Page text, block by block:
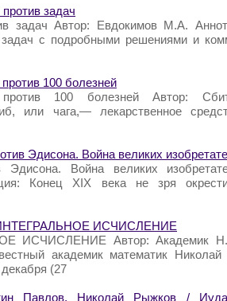
задач
задач Автор: Евдокимов М.А.
с подробными решениями и
100 болезней
100 болезней Автор:
или чага,— лекарственное
Эдисона. Война великих
Эдисона. Война великих
Конец XIX века не зря
ИСЧИСЛЕНИЕ
ИСЧИСЛЕНИЕ Автор: Академик
академик математик Николай
(27
Павлов, Николай Рыжков /